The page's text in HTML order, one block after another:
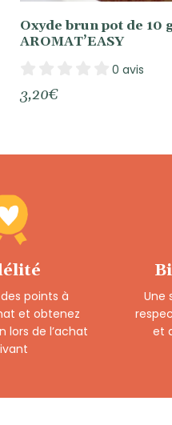
Oxyde brun pot de 10
AROMAT’EASY
0 avis
3,20€
points à
et obtenez
lors de l’achat
Une
et